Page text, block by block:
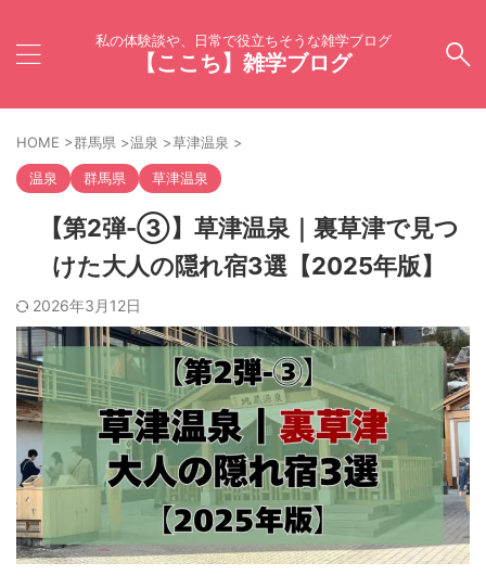
私の体験談や、日常で役立ちそうな雑学ブログ
【ここち】雑学ブログ
HOME >群馬県 >温泉 >草津温泉 >
温泉 群馬県 草津温泉
【第2弾-③】草津温泉｜裏草津で見つ
けた大人の隠れ宿3選【2025年版】
2026年3月12日